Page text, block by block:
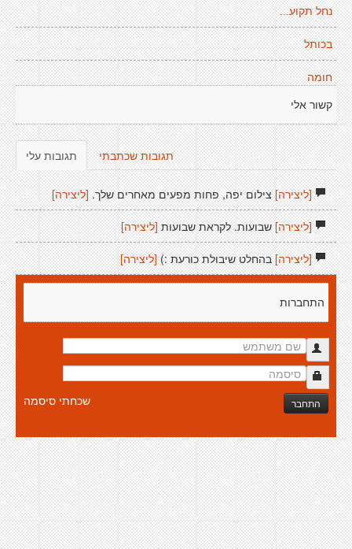
נחל תקוע...
בכותל
חומה
קשור אלי
תגובות עלי תגובות שכתבתי
[ליצירה]צילום יפה, פחות מפעים מאחרים שלך. [ליצירה]
[ליצירה]שבועות. לקראת שבועות [ליצירה]
[ליצירה]בהחלט שיבולת כורעת :) [ליצירה]
התחברות
התחבר שכחתי סיסמה